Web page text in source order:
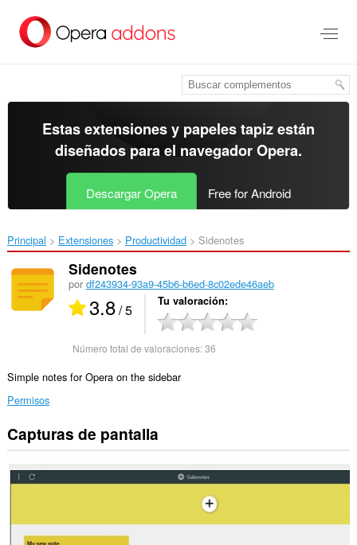
contenido
Estas extensiones y papeles tapiz están
diseñados para el navegador Opera.
Descargar Opera Free for Android
Principal Extensiones Productividad Sidenotes‎
Sidenotes
por df243934-93a9-45b6-b6ed-8c02ede46aeb
3.8/ 5 Tu valoración
Número total de valoraciones:36
Simple notes for Opera on the sidebar
Permisos
Esta
extensión
un
panel
barra
lateral.
Capturas de pantalla